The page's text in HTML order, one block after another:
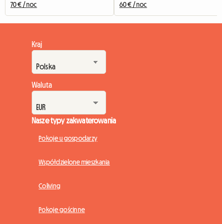
70 € / noc 60 € / noc
Kraj
Waluta
Nasze typy zakwaterowania
Pokoje u gospodarzy
Współdzielone mieszkania
Coliving
Pokoje gościnne